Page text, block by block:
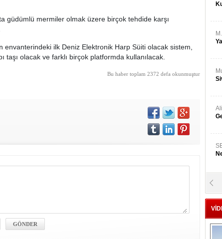
güdümlü mermiler olmak üzere birçok tehdide karşı
envanterindeki ilk Deniz Elektronik Harp Süiti olacak sistem,
taşı olacak ve farklı birçok platformda kullanılacak.
Bu haber toplam 2372 defa okunmuştur